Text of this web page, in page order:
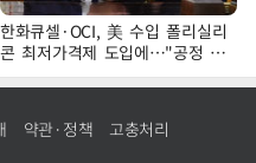
한화큐셀·OCI, 美 수입 폴리실리
콘 최저가격제 도입에…"공정 경
쟁·수익성 개선 환영"
약관·정책 고충처리